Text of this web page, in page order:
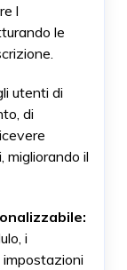
l
le
utenti di
di
migliorando il
i